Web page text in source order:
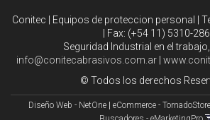
Conitec | Equipos de proteccion personal |
| Fax: (+54 11) 5310-
Seguridad Industrial en el
info@conitecabrasivos.com.ar
© Todos los derechos
Diseño Web - NetOne eCommerce - TornadoStore